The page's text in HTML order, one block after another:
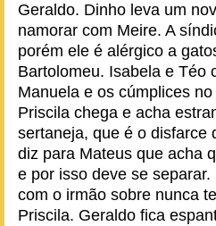
Geraldo. Dinho leva um
namorar com Meire. A
porém ele é alérgico a
Bartolomeu. Isabela e Téo
Manuela e os cúmplices
Priscila chega e acha
sertaneja, que é o disfarce
diz para Mateus que acha
e por isso deve se
com o irmão sobre nunca
Priscila. Geraldo fica